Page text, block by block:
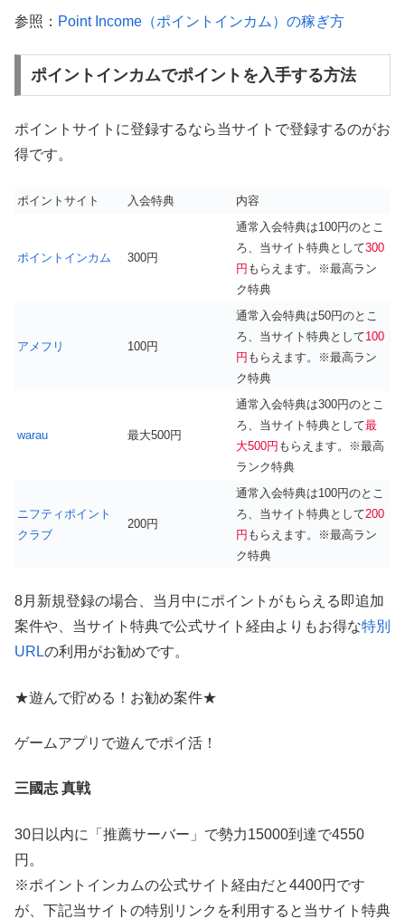
参照： Point Income（ポイントインカム）の稼ぎ方
ポイントインカムでポイントを入手する方法
ポイントサイトに登録するなら当サイトで登録するのがお
得です。
ポイントサイト 入会特典 内容
ポイントインカム 300円
通常入会特典は100円のとこ
ろ、当サイト特典として300
円 もらえます。※最高ラン
ク特典
アメフリ 100円
通常入会特典は50円のとこ
ろ、当サイト特典として100
円 もらえます。※最高ラン
ク特典
warau 最大500円
通常入会特典は300円のとこ
ろ、当サイト特典として最
大500円 もらえます。※最高
ランク特典
ニフティポイント
クラブ
200円
通常入会特典は100円のとこ
ろ、当サイト特典として200
円 もらえます。※最高ラン
ク特典
8月新規登録の場合、当月中にポイントがもらえる即追加
案件や、当サイト特典で公式サイト経由よりもお得な特別
URLの利用がお勧めです。
★遊んで貯める！お勧め案件★
ゲームアプリで遊んでポイ活！
三國志 真戦
30日以内に「推薦サーバー」で勢力15000到達で4550
円。
※ポイントインカムの公式サイト経由だと4400円です
が、下記当サイトの特別リンクを利用すると当サイト特典